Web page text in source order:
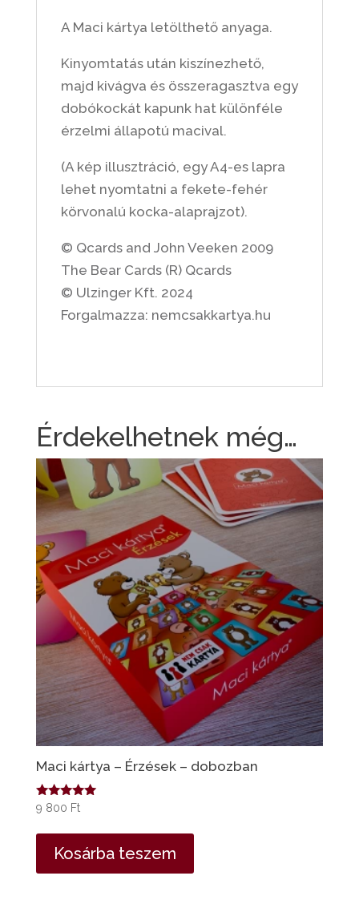
A Maci kártya letölthető anyaga.
Kinyomtatás után kiszínezhető,
majd kivágva és összeragasztva egy
dobókockát kapunk hat különféle
érzelmi állapotú macival.
(A kép illusztráció, egy A4-es lapra
lehet nyomtatni a fekete-fehér
körvonalú kocka-alaprajzot).
© Qcards and John Veeken 2009
The Bear Cards (R) Qcards
© Ulzinger Kft. 2024
Forgalmazza: nemcsakkartya.hu
Érdekelhetnek még…
Maci kártya – Érzések – dobozban
Értékelés:
4.94
9 800 Ft
Kosárba teszem